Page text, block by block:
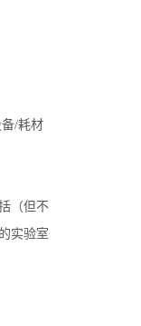
/耗材
（但不
实验室